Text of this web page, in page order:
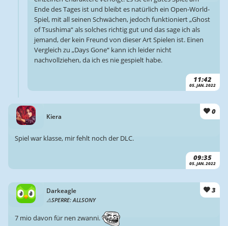
11:42
05. JAN. 2022
Ende des Tages ist und bleibt es natürlich ein Open-World-
Spiel, mit all seinen Schwächen, jedoch funktioniert „Ghost
of Tsushima“ als solches richtig gut und das sage ich als
jemand, der kein Freund von dieser Art Spielen ist. Einen
Vergleich zu „Days Gone“ kann ich leider nicht
nachvollziehen, da ich es nie gespielt habe.
Kiera
0
09:35
05. JAN. 2022
Spiel war klasse, mir fehlt noch der DLC.
Darkeagle
SPERRE: ALLSONY
3
7 mio davon für nen zwanni.